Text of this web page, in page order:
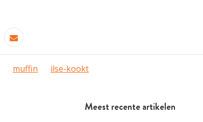
Meest recente artikelen
muffin ilse-kookt